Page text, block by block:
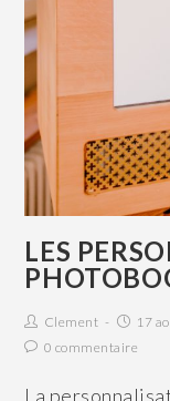
LES
Clement 17
0 commentaire
La